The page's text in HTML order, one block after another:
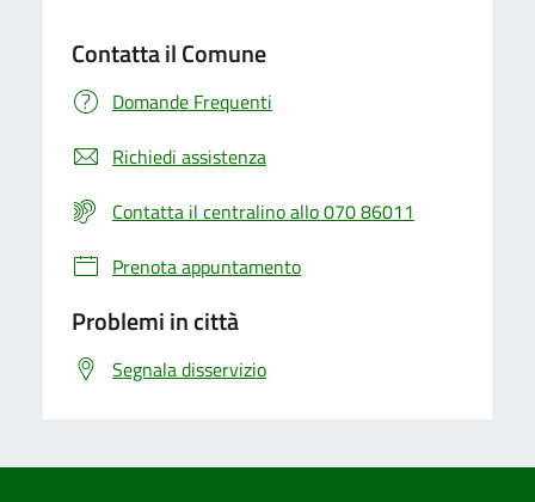
Contatta il Comune
Domande Frequenti
Richiedi assistenza
Contatta il centralino allo 070 86011
Prenota appuntamento
Problemi in città
Segnala disservizio